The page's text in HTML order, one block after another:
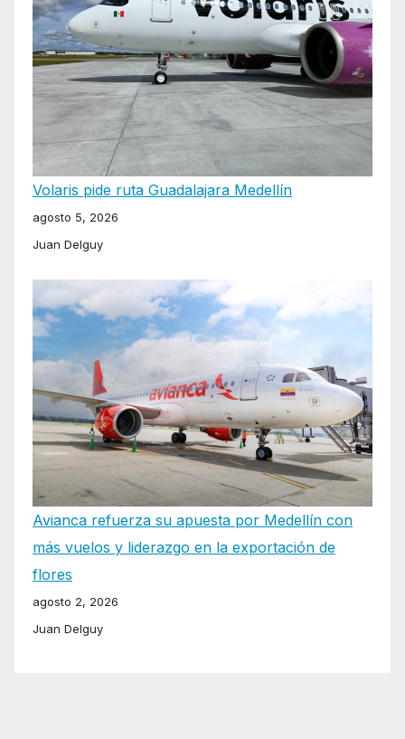
Volaris pide ruta Guadalajara Medellín
agosto 5, 2026
Juan Delguy
Avianca refuerza su apuesta por Medellín con
más vuelos y liderazgo en la exportación de
flores
agosto 2, 2026
Juan Delguy